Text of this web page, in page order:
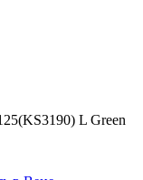
L Green